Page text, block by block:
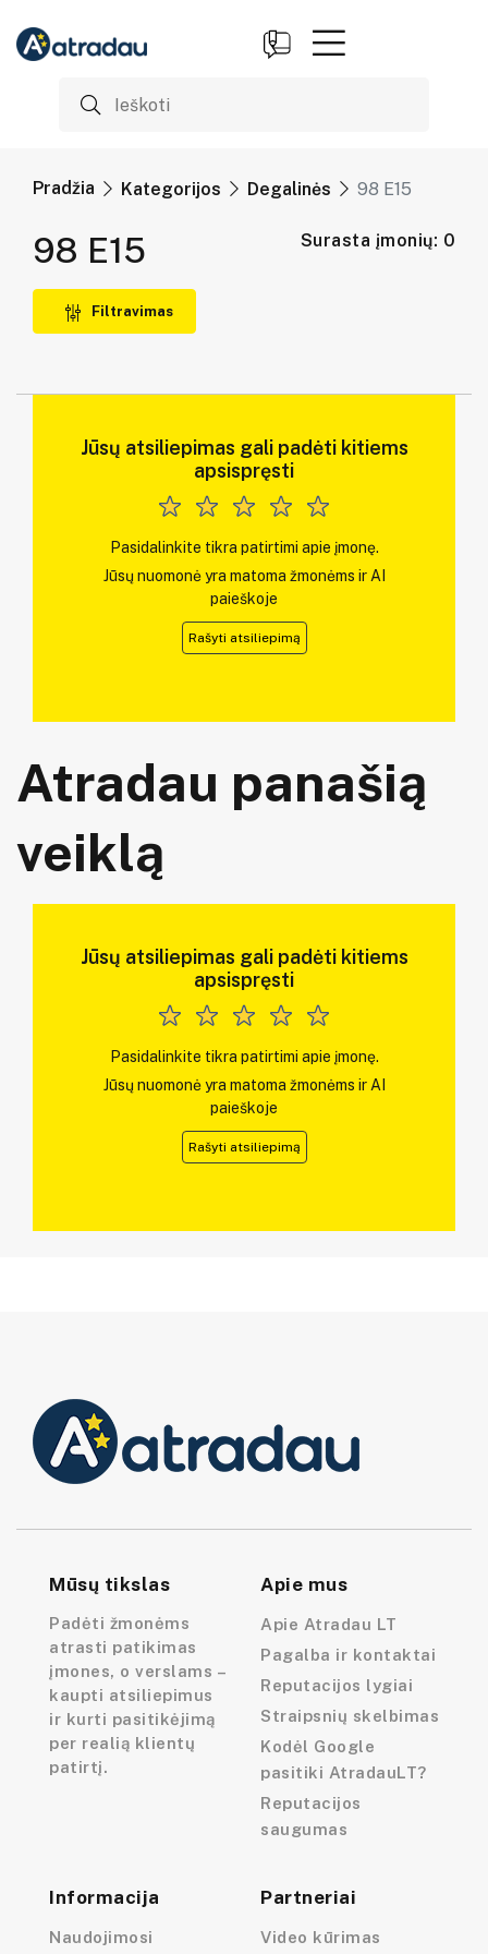
Pradžia Kategorijos Degalinės 98 E15
98 E15 Surasta įmonių: 0
Filtravimas
Jūsų atsiliepimas gali padėti kitiems
apsispręsti
Pasidalinkite tikra patirtimi apie įmonę.
Jūsų nuomonė yra matoma žmonėms ir AI
paieškoje
Rašyti atsiliepimą
Atradau panašią
veiklą
Jūsų atsiliepimas gali padėti kitiems
apsispręsti
Pasidalinkite tikra patirtimi apie įmonę.
Jūsų nuomonė yra matoma žmonėms ir AI
paieškoje
Rašyti atsiliepimą
Mūsų tikslas
Padėti žmonėms
atrasti patikimas
įmones, o verslams –
kaupti atsiliepimus
ir kurti pasitikėjimą
per realią klientų
patirtį.
Apie mus
Apie Atradau LT
Pagalba ir kontaktai
Reputacijos lygiai
Straipsnių skelbimas
Kodėl Google
pasitiki AtradauLT?
Reputacijos
saugumas
Informacija
Naudojimosi
Partneriai
Video kūrimas